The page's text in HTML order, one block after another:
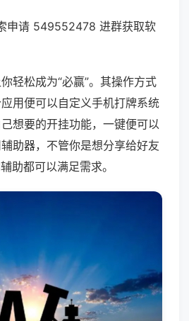
申请 549552478 进群获取软
轻松成为“必赢”。其操作方式
用便可以自定义手机打牌系统
想要的开挂功能，一键便可以
助器，不管你是想分享给好友
助都可以满足需求。